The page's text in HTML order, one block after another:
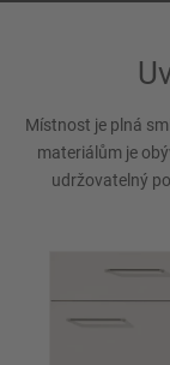
Místnost je plná
materiálům je
udržovatelný
otiskům prstů je
Elegantní zrnitá